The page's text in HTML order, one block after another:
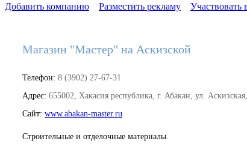
Добавить компанию Разместить рекламу Участвовать
Магазин "Мастер" на Аскизской
Телефон: 8 (3902) 27-67-31
Адрес: 655002, Хакасия республика, г. Абакан, ул.
Сайт: www.abakan-master.ru
Строительные и отделочные материалы.